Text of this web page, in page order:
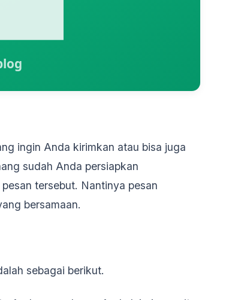
ingin Anda kirimkan atau bisa juga
sudah Anda persiapkan
tersebut. Nantinya pesan
bersamaan.
sebagai berikut.